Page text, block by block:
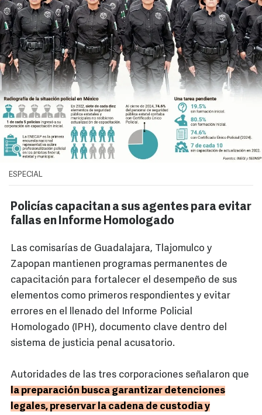
ESPECIAL
Policías capacitan a sus agentes para evitar
fallas en Informe Homologado
Las comisarías de Guadalajara, Tlajomulco y
Zapopan mantienen programas permanentes de
capacitación para fortalecer el desempeño de sus
elementos como primeros respondientes y evitar
errores en el llenado del Informe Policial
Homologado (IPH), documento clave dentro del
sistema de justicia penal acusatorio.
Autoridades de las tres corporaciones señalaron que
la preparación busca garantizar detenciones
legales, preservar la cadena de custodia y